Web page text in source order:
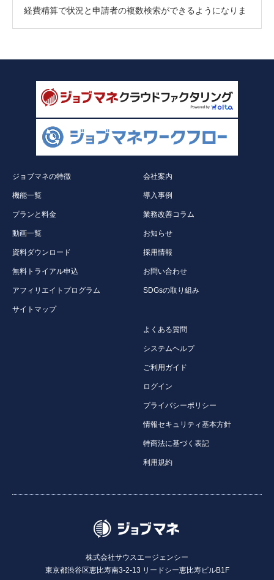
経費精算で状況と申請者の複数検索ができるようになりま
ジョブマネの特徴
機能一覧
プランと料金
動画一覧
資料ダウンロード
無料トライアル申込
アフィリエイトプログラム
サイトマップ
会社案内
導入事例
業務改善コラム
お知らせ
採用情報
お問い合わせ
SDGsの取り組み
よくある質問
システムヘルプ
ご利用ガイド
ログイン
プライバシーポリシー
情報セキュリティ基本方針
特商法に基づく表記
利用規約
株式会社サウスエージェンシー
東京都渋谷区恵比寿南3-2-13 リードシー恵比寿ビルB1F